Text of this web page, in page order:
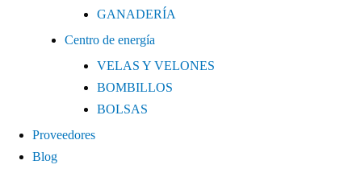
GANADERÍA
Centro de energía
VELAS Y VELONES
BOMBILLOS
BOLSAS
Proveedores
Blog